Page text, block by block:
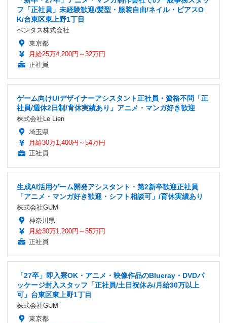
フ「正社員」未経験歓迎/髪型・服装自由/ネイル・ピアスO
K/台東区東上野1丁目
ベンタス株式会社
東京都
月給25万4,200円～32万円
正社員
ゲーム向けUIデザイナーアシスタント正社員・資格不問「正
社員/週休2日制/育休実績あり」アニメ・マンガ好き歓迎
株式会社Le Lien
埼玉県
月給30万1,400円～54万円
正社員
生成AI活用ゲーム開発アシスタント・第2新卒歓迎正社員
「アニメ・マンガ好き歓迎・シフト相談可」/育休実績あり
株式会社GUM
神奈川県
月給30万1,200円～55万円
正社員
「27卒」即入寮OK・アニメ・映像作品のBlueray・DVDパ
ッケージ封入スタッフ「正社員/土日祝休み/月給30万以上
可」台東区東上野1丁目
株式会社GUM
東京都